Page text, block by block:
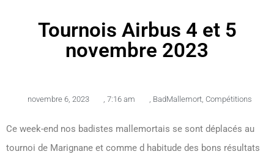
Tournois Airbus 4 et 5
novembre 2023
novembre 6, 2023 , 7:16 am , BadMallemort, Compétitions
Ce week-end nos badistes mallemortais se sont déplacés au
tournoi de Marignane et comme d habitude des bons résultats